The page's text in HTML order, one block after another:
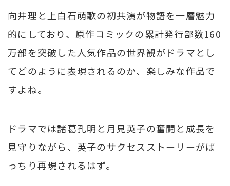
向井理と上白石萌歌の初共演が物語を一層魅力
的にしており、原作コミックの累計発行部数160
万部を突破した人気作品の世界観がドラマとし
てどのように表現されるのか、楽しみな作品で
すよね。
ドラマでは諸葛孔明と月見英子の奮闘と成長を
見守りながら、英子のサクセスストーリーがば
っちり再現されるはず。